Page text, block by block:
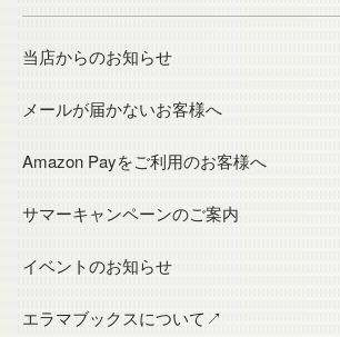
当店からのお知らせ
メールが届かないお客様へ
Amazon Payをご利用のお客様へ
サマーキャンペーンのご案内
イベントのお知らせ
エラマブックスについて↗